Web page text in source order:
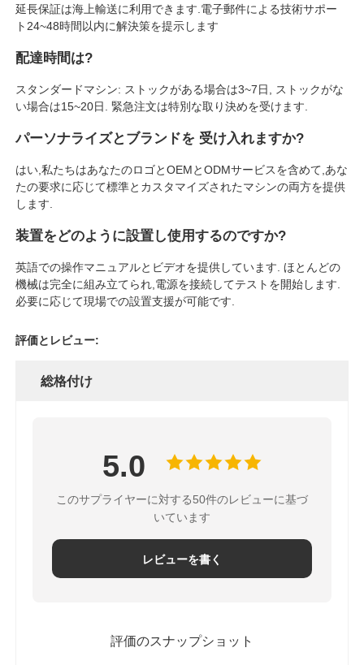
延長保証は海上輸送に利用できます.電子郵件による技術サポー
ト24~48時間以内に解決策を提示します
配達時間は?
スタンダードマシン: ストックがある場合は3~7日, ストックがな
い場合は15~20日. 緊急注文は特別な取り決めを受けます.
パーソナライズとブランドを 受け入れますか?
はい,私たちはあなたのロゴとOEMとODMサービスを含めて,あな
たの要求に応じて標準とカスタマイズされたマシンの両方を提供
します.
装置をどのように設置し使用するのですか?
英語での操作マニュアルとビデオを提供しています. ほとんどの
機械は完全に組み立てられ,電源を接続してテストを開始します.
必要に応じて現場での設置支援が可能です.
評価とレビュー:
総格付け
5.0
このサプライヤーに対する50件のレビューに基づ
いています
レビューを書く
評価のスナップショット